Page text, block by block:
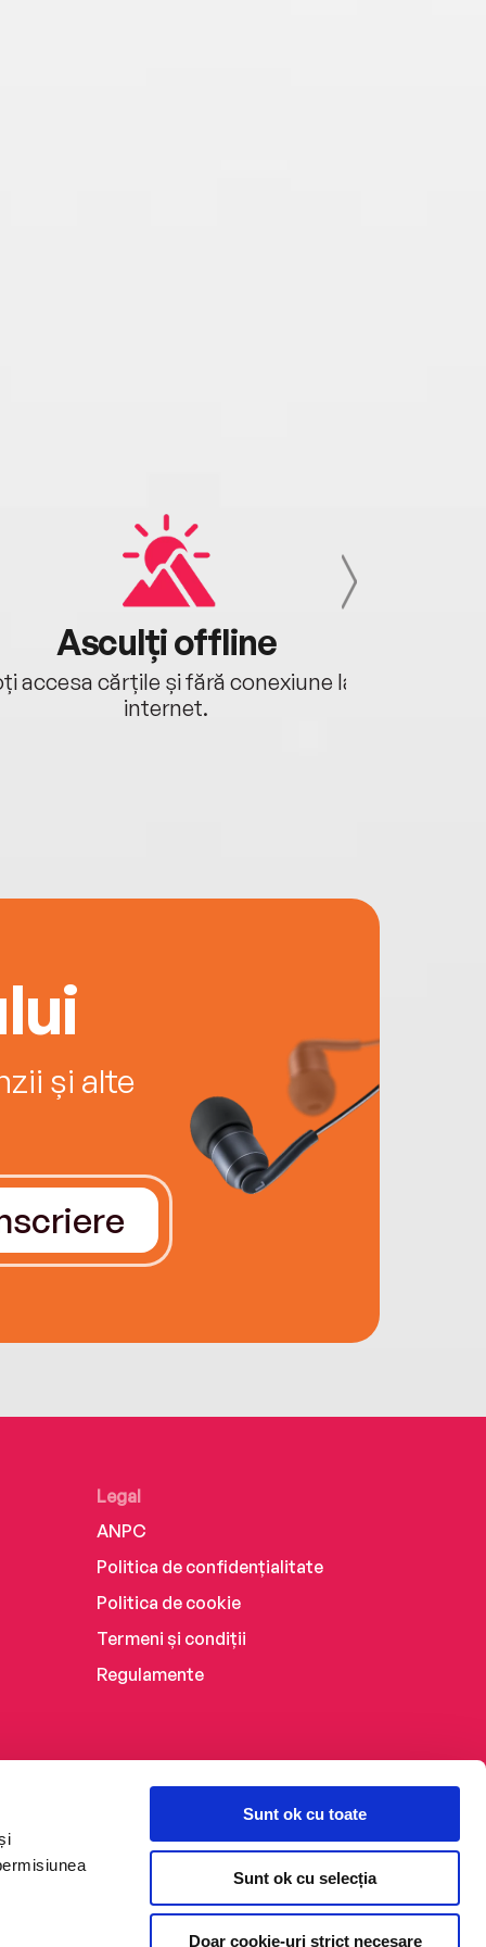
Sunt ok cu toate
Sunt ok cu selecția
Doar cookie-uri strict necesare
Asculți offline
accesa cărțile și fără conexiune la
internet.
și alte
Legal
ANPC
Politica de confidențialitate
Politica de cookie
Termeni și condiții
Regulamente